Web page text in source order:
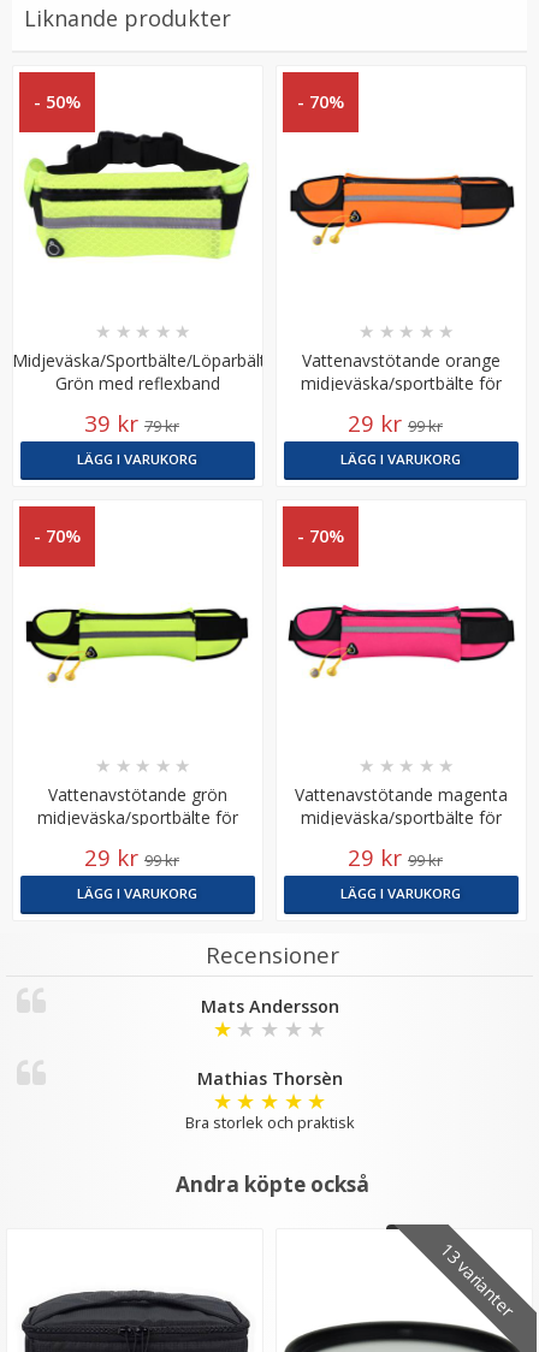
JJC Motljusskydd för Nikon 1 Nikkor VR 10-100mm
139 kr
LÄGG I VARUKORG
★★ ★★
JJC Kompakt kamerafodral för actionkameror
★★★★★
149 kr
Liknande produkter
- 50%
Midjeväska/Sportbälte/Löparbälte
Grön med reflexband
★ ★ ★ ★ ★
39 kr 79 kr
LÄGG I VARUKORG
- 70%
Vattenavstötande orange
midjeväska/sportbälte för
★ ★ ★ ★ ★
29 kr 99 kr
LÄGG I VARUKORG
- 70%
Vattenavstötande grön
midjeväska/sportbälte för
★ ★ ★ ★ ★
29 kr 99 kr
LÄGG I VARUKORG
- 70%
Vattenavstötande magenta
midjeväska/sportbälte för
★ ★ ★ ★ ★
29 kr 99 kr
LÄGG I VARUKORG
Recensioner
Mats Andersson
★ ★ ★ ★ ★
Mathias Thorsèn
★ ★ ★ ★ ★
Bra storlek och praktisk
Andra köpte också
13 varianter